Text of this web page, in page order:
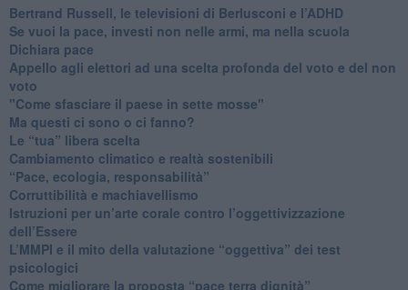
​Bertrand Russell, le televisioni di Berlusconi e l’ADHD
​Se vuoi la pace, investi non nelle armi, ma nella scuola
​Dichiara pace
​Appello agli elettori ad una scelta profonda del voto e del non
voto
"Come sfasciare il paese in sette mosse"
​Ma questi ci sono o ci fanno?
​Le “tua” libera scelta
Cambiamento climatico e realtà sostenibili
“Pace, ecologia, responsabilità”
​Corruttibilità e machiavellismo
Istruzioni per un’arte corale contro l’oggettivizzazione
dell’Essere
​L’MMPI e il mito della valutazione “oggettiva” dei test
psicologici
Come migliorare la proposta “pace terra dignità”